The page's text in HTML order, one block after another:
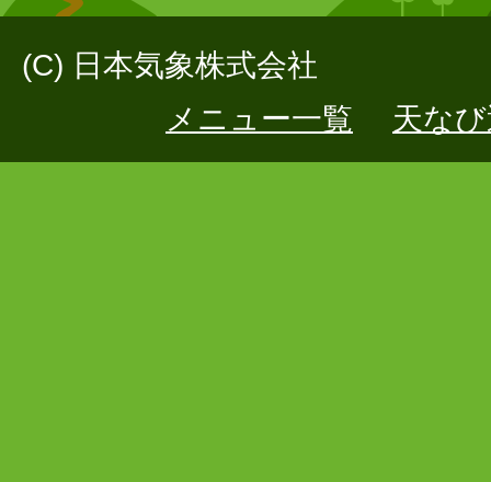
(C) 日本気象株式会社
メニュー一覧
天な